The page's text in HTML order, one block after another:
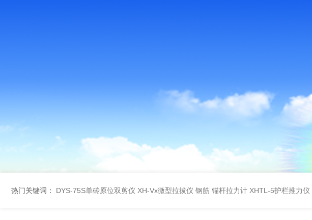
热门关键词： DYS-75S单砖原位双剪仪 XH-Vx微型拉拔仪 钢筋 锚杆拉力计 XHTL-5护栏推力仪